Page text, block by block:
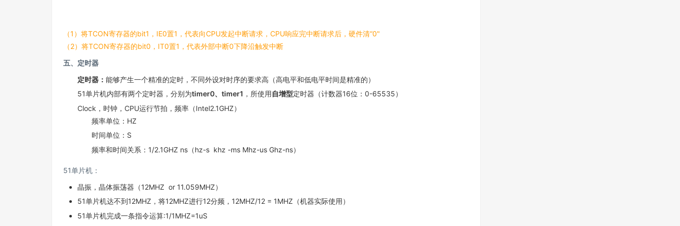
（1）将TCON寄存器的bit1，IE0置1，代表向CPU发起中断请求，CPU响应完中断请求后，硬件清“0"
（2）将TCON寄存器的bit0，IT0置1，代表外部中断0下降沿触发中断
五、定时器
定时器： 能够产生一个精准的定时，不同外设对时序的要求高（高电平和低电平时间是精准的）
51单片机内部有两个定时器，分别为timer0、timer1 ，所使用自增型定时器（计数器16位：0-65535）
Clock，时钟，CPU运行节拍，频率（Intel2.1GHZ）
频率单位：HZ
时间单位：S
频率和时间关系：1/2.1GHZ ns（hz-s khz -ms Mhz-us Ghz-ns）
51单片机：
晶振，晶体振荡器（12MHZ or 11.059MHZ）
51单片机达不到12MHZ，将12MHZ进行12分频，12MHZ/12 = 1MHZ（机器实际使用）
51单片机完成一条指令运算:1/1MHZ=1uS